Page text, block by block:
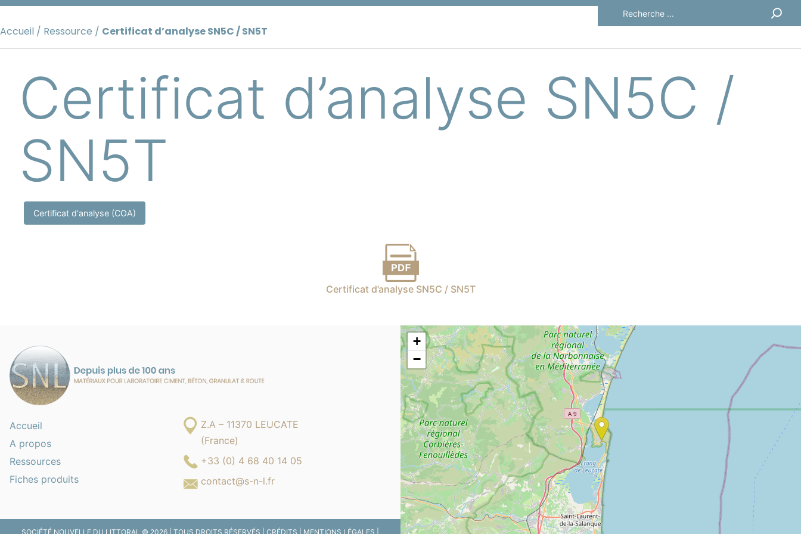
Aller
contenu
Rechercher
Accueil / Ressource / Certificat d’analyse SN5C / SN5T
Certificat d’analyse SN5C /
SN5T
Certificat d'analyse (COA)
Certificat d’analyse SN5C / SN5T
Accueil
A propos
Ressources
Fiches produits
Z.A – 11370 LEUCATE
(France)
+33 (0) 4 68 40 14 05
contact@s-n-l.fr
SOCIÉTÉ NOUVELLE DU LITTORAL © 2026 | TOUS DROITS RÉSERVÉS | CRÉDITS MENTIONS LÉGALES
+
−